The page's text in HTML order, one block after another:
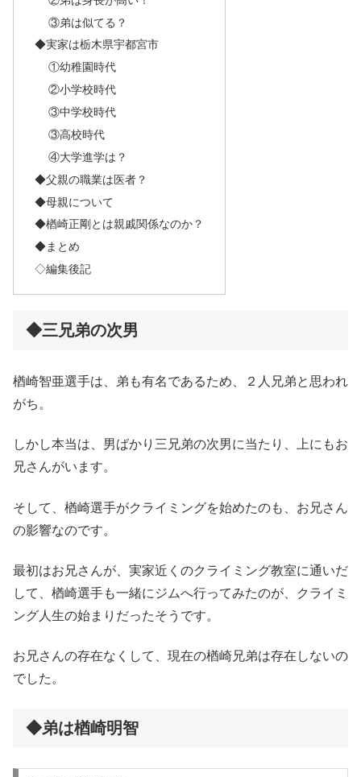
③弟は似てる？
◆実家は栃木県宇都宮市
①幼稚園時代
②小学校時代
③中学校時代
③高校時代
④大学進学は？
◆父親の職業は医者？
◆母親について
◆楢崎正剛とは親戚関係なのか？
◆まとめ
◇編集後記
◆三兄弟の次男
楢崎智亜選手は、弟も有名であるため、２人兄弟と思われ
がち。
しかし本当は、男ばかり三兄弟の次男に当たり、上にもお
兄さんがいます。
そして、楢崎選手がクライミングを始めたのも、お兄さん
の影響なのです。
最初はお兄さんが、実家近くのクライミング教室に通いだ
して、楢崎選手も一緒にジムへ行ってみたのが、クライミ
ング人生の始まりだったそうです。
お兄さんの存在なくして、現在の楢崎兄弟は存在しないの
でした。
◆弟は楢崎明智